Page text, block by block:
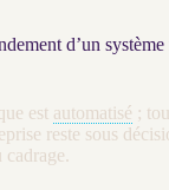
d’un
est automatisé ;
reste sous
cadrage.